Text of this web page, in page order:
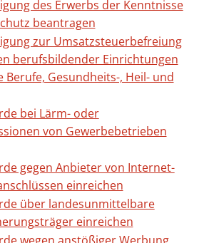
des Erwerbs der Kenntnisse
beantragen
zur Umsatzsteuerbefreiung
berufsbildender Einrichtungen
Berufe, Gesundheits-, Heil- und
bei Lärm- oder
von Gewerbebetrieben
gegen Anbieter von Internet-
einreichen
über landesunmittelbare
einreichen